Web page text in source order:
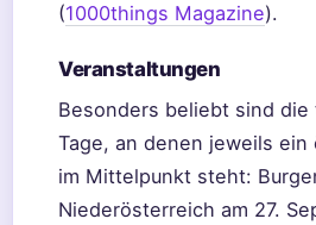
(1000things Magazine).
Veranstaltungen
Besonders beliebt sind
Tage, an denen jeweils
im Mittelpunkt steht:
Niederösterreich am 27.